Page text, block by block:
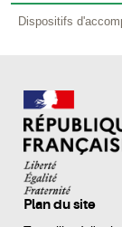
Dispositifs
Plan du site